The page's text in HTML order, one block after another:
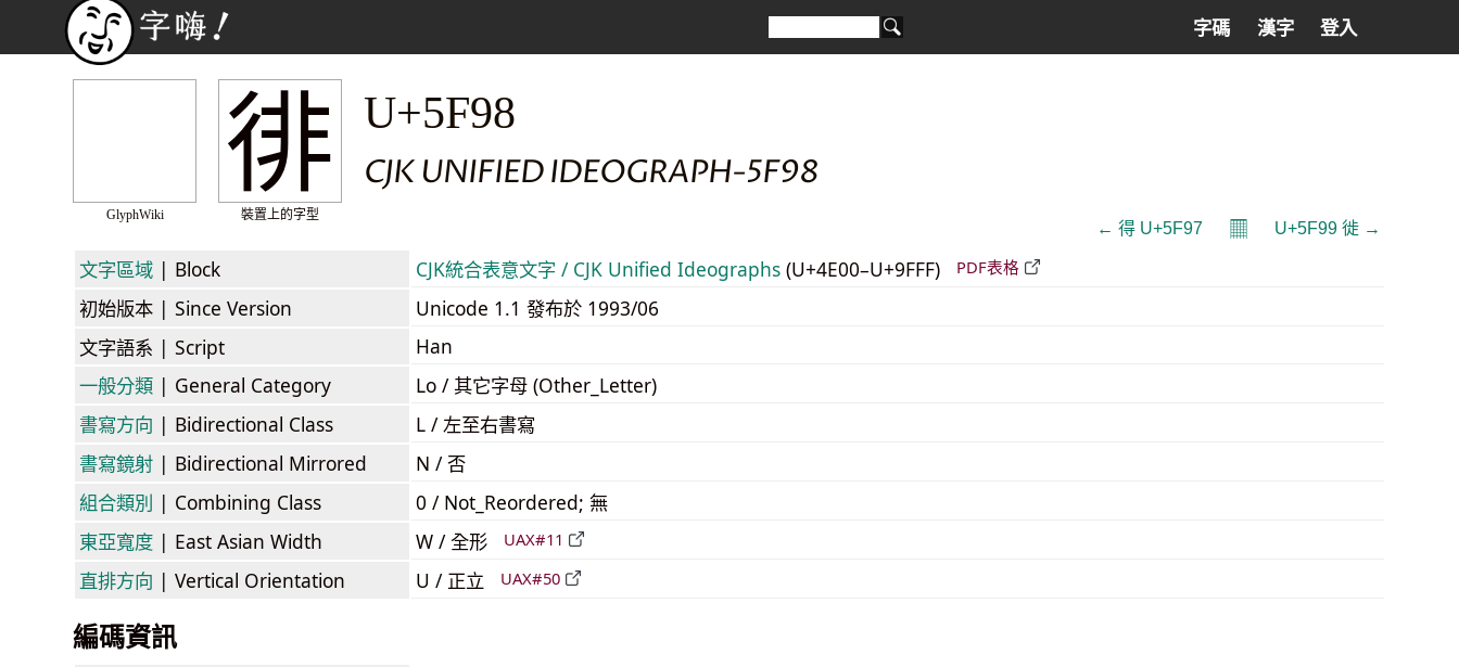
字碼 漢字 登入
GlyphWiki
徘
裝置上的字型
U+5F98
CJK UNIFIED IDEOGRAPH-5F98
← 得 U+5F97 𝄜 U+5F99 徙 →
文字區域 | Block CJK統合表意文字 / CJK Unified Ideographs (U+4E00–U+9FFF) PDF表格
初始版本 | Since Version
Unicode 1.1 發布於 1993/06
文字語系 | Script
Han
一般分類 | General Category
Lo / 其它字母 (Other_Letter)
書寫方向 | Bidirectional Class
L / 左至右書寫
書寫鏡射 | Bidirectional Mirrored
N / 否
組合類別 | Combining Class
0 / Not_Reordered; 無
東亞寬度 | East Asian Width W / 全形 UAX#11
直排方向 | Vertical Orientation U / 正立 UAX#50
編碼資訊